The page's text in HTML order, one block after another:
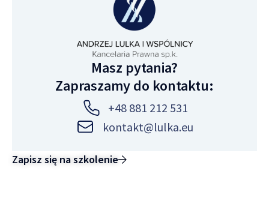
Masz pytania?
Zapraszamy do kontaktu:
+48 881 212 531
kontakt@lulka.eu
Zapisz się na szkolenie